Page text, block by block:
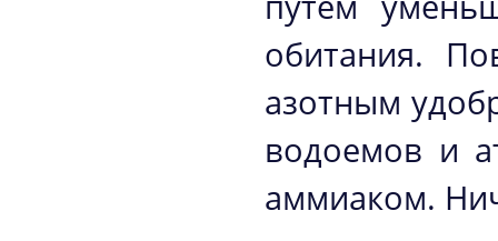
обитания.
азотным
водоемов и
аммиаком.